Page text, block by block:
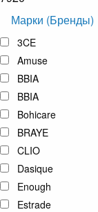
Марки (Бренды)
3CE
Amuse
BBIA
BBIA
Bohicare
BRAYE
CLIO
Dasique
Enough
Estrade